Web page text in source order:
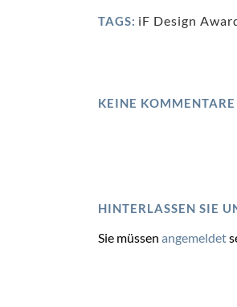
TAGS: iF Design
KEINE KOMMENTARE
HINTERLASSEN SIE
Sie müssen angemeldet